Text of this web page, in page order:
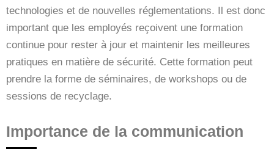
technologies et de nouvelles réglementations. Il est donc
important que les employés reçoivent une formation
continue pour rester à jour et maintenir les meilleures
pratiques en matière de sécurité. Cette formation peut
prendre la forme de séminaires, de workshops ou de
sessions de recyclage.
Importance de la communication